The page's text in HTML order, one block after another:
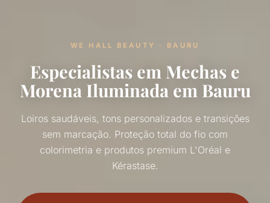
WE HALL BEAUTY · BAURU
Especialistas em Mechas e
Morena Iluminada em Bauru
Loiros saudáveis, tons personalizados e transições
sem marcação. Proteção total do fio com
colorimetria e produtos premium L'Oréal e
Kérastase.